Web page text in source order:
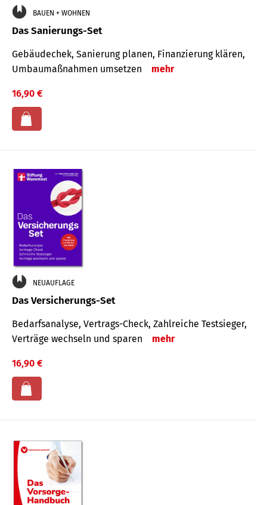
BAUEN + WOHNEN
Das Sanierungs-Set
Gebäudechek, Sanierung planen, Finanzierung klären,
Umbaumaßnahmen umsetzen
mehr
16,90 €
NEUAUFLAGE
Das Versicherungs-Set
Bedarfsanalyse, Vertrags-Check, Zahlreiche Testsieger,
Verträge wechseln und sparen
mehr
16,90 €